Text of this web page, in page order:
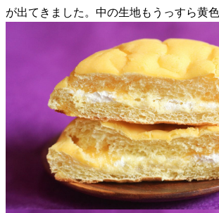
が出てきました。中の生地もうっすら黄色